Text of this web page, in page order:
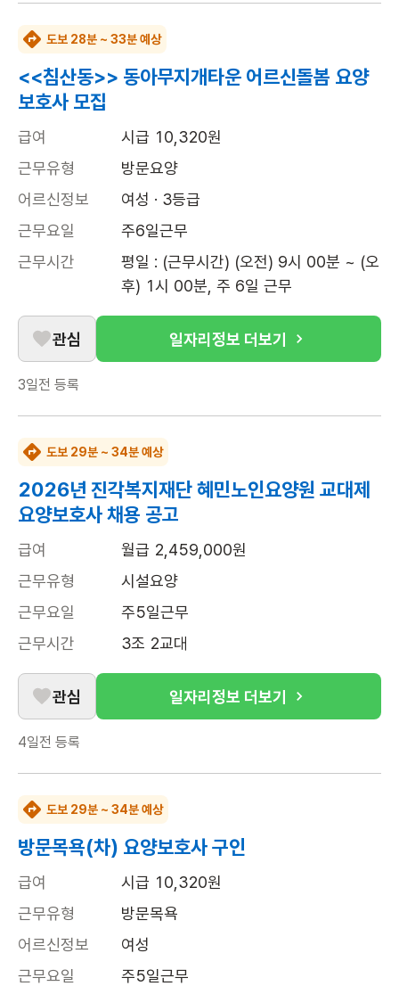
도보 28분 ~ 33분 예상
<<침산동>> 동아무지개타운 어르신돌봄 요양
보호사 모집
급여
시급 10,320원
근무유형
방문요양
어르신정보
여성 · 3등급
근무요일
주6일근무
근무시간
평일 : (근무시간) (오전) 9시 00분 ~ (오
후) 1시 00분, 주 6일 근무
관심 일자리정보 더보기
3일전 등록
도보 29분 ~ 34분 예상
2026년 진각복지재단 혜민노인요양원 교대제
요양보호사 채용 공고
급여
월급 2,459,000원
근무유형
시설요양
근무요일
주5일근무
근무시간
3조 2교대
관심 일자리정보 더보기
4일전 등록
도보 29분 ~ 34분 예상
방문목욕(차) 요양보호사 구인
급여
시급 10,320원
근무유형
방문목욕
어르신정보
여성
근무요일
주5일근무